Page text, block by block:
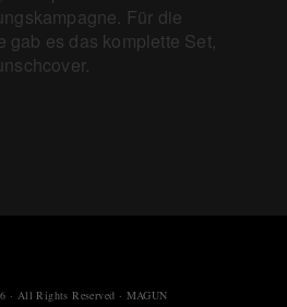
Für die
gab es das komplette Set,
· All Rights Reserved · MAGUN